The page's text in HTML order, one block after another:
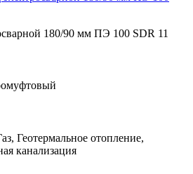
180/90 мм ПЭ 100 SDR 11
Геотермальное отопление,
канализация